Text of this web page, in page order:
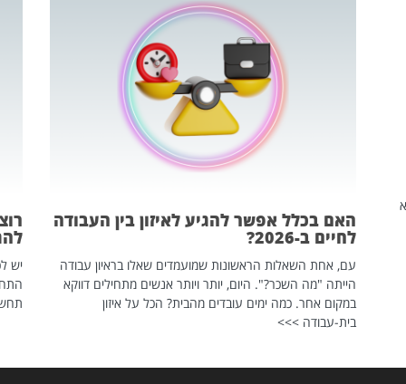
האם בכלל אפשר להגיע לאיזון בין העבודה
לחיים ב-2026?
עם, אחת השאלות הראשונות שמועמדים שאלו בראיון עבודה
הייתה "מה השכר?". היום, יותר ויותר אנשים מתחילים דווקא
במקום אחר. כמה ימים עובדים מהבית? הכל על איזון
בית-עבודה >>>
יש